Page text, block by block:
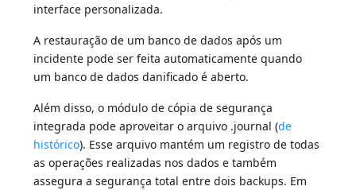
interface personalizada.
A restauração de um banco de dados após um
incidente pode ser feita automaticamente quando
um banco de dados danificado é aberto.
Além disso, o módulo de cópia de segurança
integrada pode aproveitar o arquivo .journal (de
histórico). Esse arquivo mantém um registro de todas
as operações realizadas nos dados e também
assegura a segurança total entre dois backups. Em